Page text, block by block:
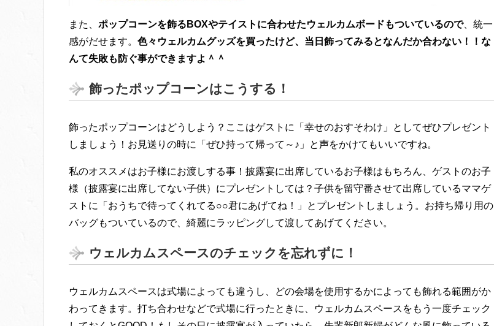
また、 ポップコーンを飾るBOXやテイストに合わせたウェルカムボードもついているので、統一
感がだせます。 色々ウェルカムグッズを買ったけど、当日飾ってみるとなんだか合わない！！な
んて失敗も防ぐ事ができますよ＾＾
飾ったポップコーンはこうする！
飾ったポップコーンはどうしよう？ここはゲストに「幸せのおすそわけ」としてぜひプレゼント
しましょう！お見送りの時に「ぜひ持って帰って～♪」と声をかけてもいいですね。
私のオススメはお子様にお渡しする事！披露宴に出席しているお子様はもちろん、ゲストのお子
様（披露宴に出席してない子供）にプレゼントしては？子供を留守番させて出席しているママゲ
ストに「おうちで待ってくれてる○○君にあげてね！」とプレゼントしましょう。お持ち帰り用の
バッグもついているので、綺麗にラッピングして渡してあげてください。
ウェルカムスペースのチェックを忘れずに！
ウェルカムスペースは式場によっても違うし、どの会場を使用するかによっても飾れる範囲がか
わってきます。打ち合わせなどで式場に行ったときに、ウェルカムスペースをもう一度チェック